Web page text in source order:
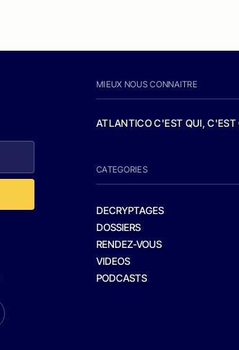
MIEUX NOUS CONNAITRE
ATLANTICO C'EST QUI, C'EST
CATEGORIES
DECRYPTAGES
DOSSIERS
RENDEZ-VOUS
VIDEOS
PODCASTS